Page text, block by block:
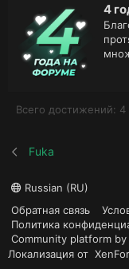
4
Всего достижений: 4
Fuka
Russian (RU)
Обратная связь
Политика
Community platform by
Локализация от